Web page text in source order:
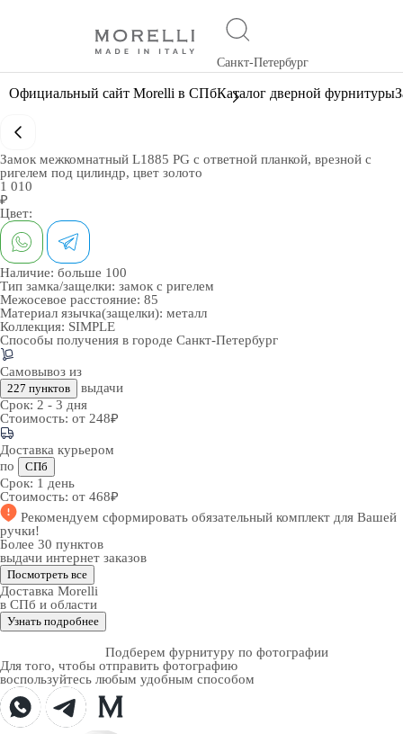
Санкт-Петербург
Официальный сайт Morelli в СПбКаталог дверной фурнитуры
Замок межкомнатный L1885 PG с ответной планкой, врезной с
ригелем под цилиндр, цвет золото
1 010
₽
Цвет:
Наличие: больше 100
Тип замка/защелки: замок с ригелем
Межосевое расстояние: 85
Материал язычка(защелки): металл
Коллекция: SIMPLE
Способы получения в городе Санкт-Петербург
Самовывоз из
227 пунктов
выдачи
Срок: 2 - 3 дня
Стоимость: от 248₽
Доставка курьером
по
СПб
Срок: 1 день
Стоимость: от 468₽
Рекомендуем сформировать обязательный комплект для Вашей
ручки!
Более 30 пунктов
выдачи интернет заказов
Посмотреть все
Доставка Morelli
в СПб и области
Узнать подробнее
Подберем фурнитуру по фотографии
Для того, чтобы отправить фотографию
воспользуйтесь любым удобным способом